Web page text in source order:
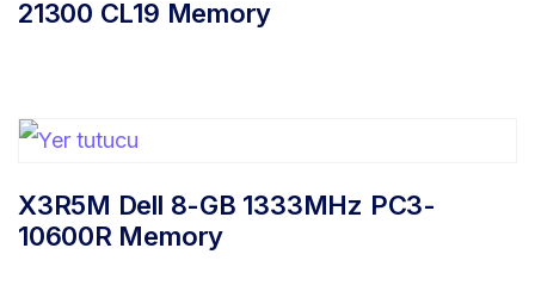
21300 CL19 Memory
X3R5M Dell 8-GB 1333MHz PC3-
10600R Memory